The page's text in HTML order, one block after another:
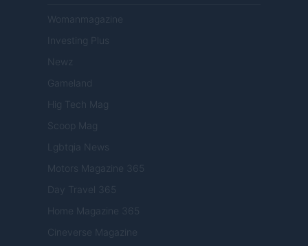
Womanmagazine
Investing Plus
Newz
Gameland
Hig Tech Mag
Scoop Mag
Lgbtqia News
Motors Magazine 365
Day Travel 365
Home Magazine 365
Cineverse Magazine